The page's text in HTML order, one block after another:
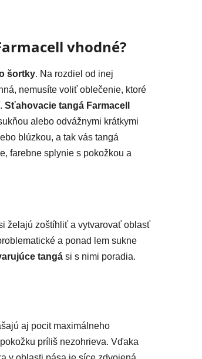
vhodné?
šortky. Na rozdiel od inej
nemusíte voliť oblečenie, ktoré
Sťahovacie tangá Farmacell
alebo odvážnymi krátkymi
blúzkou, a tak vás tangá
farebne splynie s pokožkou a
želajú zoštíhliť a vytvarovať oblasť
a ponad lem sukne
tangá si s nimi poradia.
aj pocit maximálneho
príliš nezohrieva. Vďaka